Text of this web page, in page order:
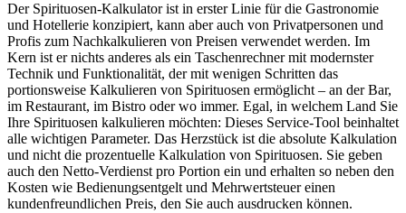
Der Spirituosen-Kalkulator ist in erster Linie für die Gastronomie
und Hotellerie konzipiert, kann aber auch von Privatpersonen und
Profis zum Nachkalkulieren von Preisen verwendet werden. Im
Kern ist er nichts anderes als ein Taschenrechner mit modernster
Technik und Funktionalität, der mit wenigen Schritten das
portionsweise Kalkulieren von Spirituosen ermöglicht – an der Bar,
im Restaurant, im Bistro oder wo immer. Egal, in welchem Land Sie
Ihre Spirituosen kalkulieren möchten: Dieses Service-Tool beinhaltet
alle wichtigen Parameter. Das Herzstück ist die absolute Kalkulation
und nicht die prozentuelle Kalkulation von Spirituosen. Sie geben
auch den Netto-Verdienst pro Portion ein und erhalten so neben den
Kosten wie Bedienungsentgelt und Mehrwertsteuer einen
kundenfreundlichen Preis, den Sie auch ausdrucken können.